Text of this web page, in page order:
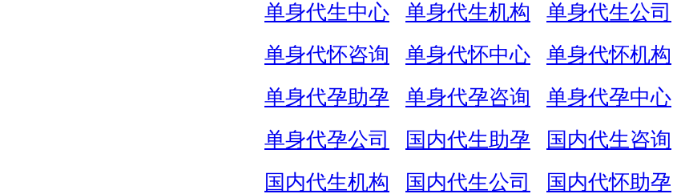
单身代生中心
单身代生机构 单身代生公司
单身代怀咨询
单身代怀中心 单身代怀机构
单身代孕助孕
单身代孕咨询 单身代孕中心
单身代孕公司
国内代生助孕 国内代生咨询
国内代生机构
国内代生公司 国内代怀助孕